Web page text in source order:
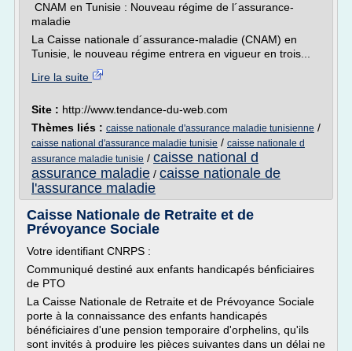
CNAM en Tunisie : Nouveau régime de l´assurance-
maladie
La Caisse nationale d´assurance-maladie (CNAM) en
Tunisie, le nouveau régime entrera en vigueur en trois...
Lire la suite
Site : http://www.tendance-du-web.com
Thèmes liés : caisse nationale d'assurance maladie tunisienne /
caisse national d'assurance maladie tunisie / caisse nationale d
assurance maladie tunisie / caisse national d
assurance maladie / caisse nationale de
l'assurance maladie
Caisse Nationale de Retraite et de
Prévoyance Sociale
Votre identifiant CNRPS :
Communiqué destiné aux enfants handicapés bénficiaires
de PTO
La Caisse Nationale de Retraite et de Prévoyance Sociale
porte à la connaissance des enfants handicapés
bénéficiaires d'une pension temporaire d'orphelins, qu'ils
sont invités à produire les pièces suivantes dans un délai ne